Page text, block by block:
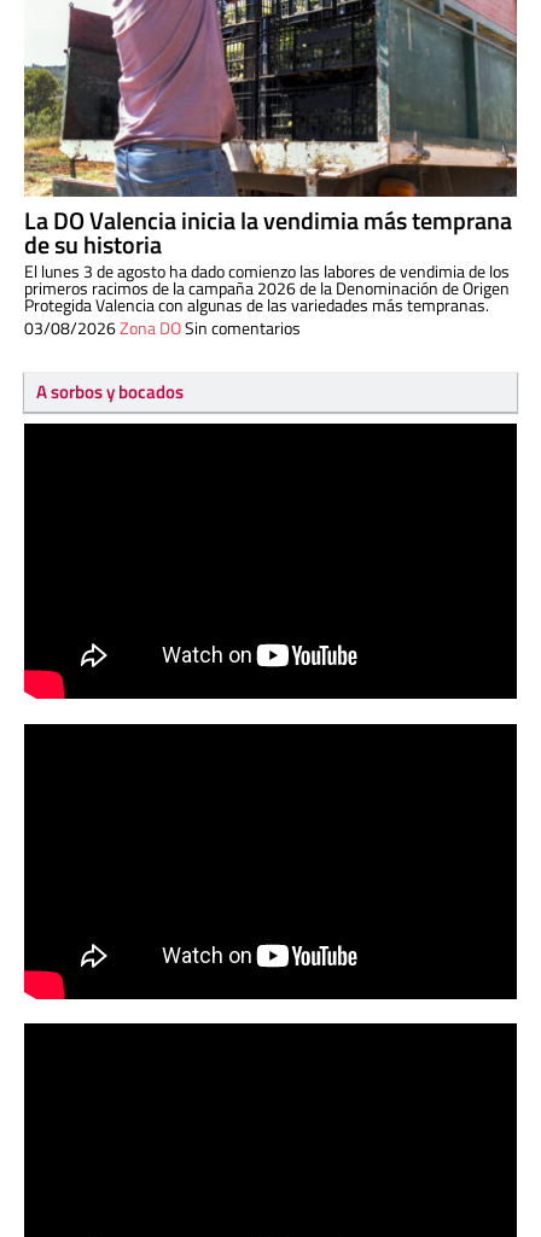
La DO Valencia inicia la vendimia más temprana
de su historia
El lunes 3 de agosto ha dado comienzo las labores de vendimia de los
primeros racimos de la campaña 2026 de la Denominación de Origen
Protegida Valencia con algunas de las variedades más tempranas.
03/08/2026Zona DOSin comentarios
A sorbos y bocados